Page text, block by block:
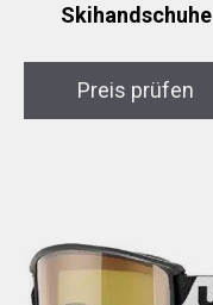
Skihandschuhe
Preis prüfen